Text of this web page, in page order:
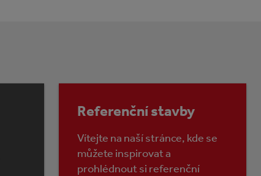
Referenční stavby
Vítejte na naší stránce, kde se
můžete inspirovat a
prohlédnout si referenční